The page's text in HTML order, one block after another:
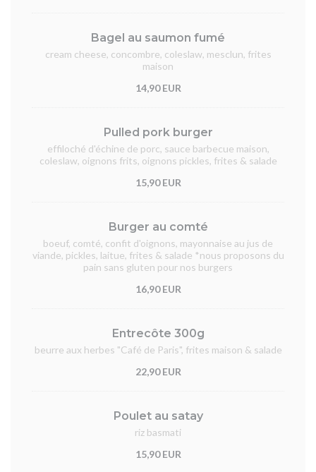
Bagel au saumon fumé
cream cheese, concombre, coleslaw, mesclun, frites
maison
14,90 EUR
Pulled pork burger
effiloché d'échine de porc, sauce barbecue maison,
coleslaw, oignons frits, oignons pickles, frites & salade
15,90 EUR
Burger au comté
boeuf, comté, confit d'oignons, mayonnaise au jus de
viande, pickles, laitue, frites & salade *nous proposons du
pain sans gluten pour nos burgers
16,90 EUR
Entrecôte 300g
beurre aux herbes "Café de Paris", frites maison & salade
22,90 EUR
Poulet au satay
riz basmati
15,90 EUR